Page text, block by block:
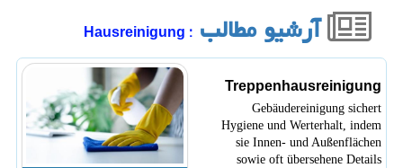
آرشیو مطالب : Hausreinigung
Treppenhausreinigung
Gebäudereinigung sichert
Hygiene und Werterhalt, indem
sie Innen- und Außenflächen
sowie oft übersehene Details